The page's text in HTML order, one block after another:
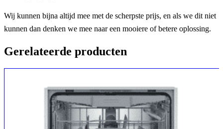
Wij kunnen bijna altijd mee met de scherpste prijs, en als we dit niet
kunnen dan denken we mee naar een mooiere of betere oplossing.
Gerelateerde producten